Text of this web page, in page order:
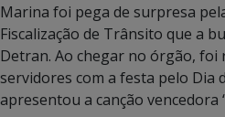
Marina foi pega de surpresa
Fiscalização de Trânsito que a
Detran. Ao chegar no órgão, foi
servidores com a festa pelo Dia
apresentou a canção vencedora